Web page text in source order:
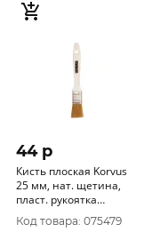
44 p
Кисть плоская Korvus
25 мм, нат. щетина,
пласт. рукоятка
0102610
Код товара: 075479